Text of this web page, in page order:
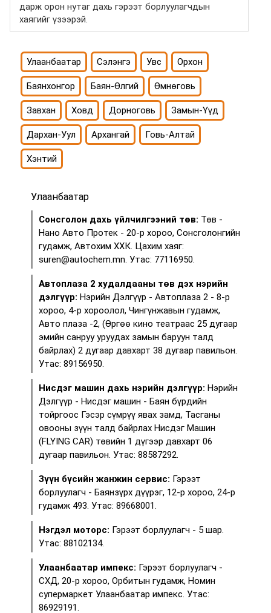
дарж орон нутаг дахь гэрээт борлуулагчдын
хаягийг үзээрэй.
Улаанбаатар Сэлэнгэ Увс Орхон
Баянхонгор Баян-Өлгий Өмнөговь
Завхан Ховд Дорноговь Замын-Үүд
Дархан-Уул Архангай Говь-Алтай
Хэнтий
Улаанбаатар
Сонсголон дахь үйлчилгээний төв: Төв -
Нано Авто Протек - 20-р хороо, Сонсголонгийн
гудамж, Автохим ХХК. Цахим хаяг:
suren@autochem.mn. Утас: 77116950.
Автоплаза 2 худалдааны төв дэх нэрийн
дэлгүүр: Нэрийн Дэлгүүр - Автоплаза 2 - 8-р
хороо, 4-р хороолол, Чингүнжавын гудамж,
Авто плаза -2, (Өргөө кино театраас 25 дугаар
эмийн санруу уруудах замын баруун талд
байрлах) 2 дугаар давхарт 38 дугаар павильон.
Утас: 89156950.
Нисдэг машин дахь нэрийн дэлгүүр: Нэрийн
Дэлгүүр - Нисдэг машин - Баян бүрдийн
тойргоос Гэсэр сүмрүү явах замд, Тасганы
овооны зүүн талд байрлах Нисдэг Машин
(FLYING CAR) төвийн 1 дүгээр давхарт 06
дугаар павильон. Утас: 88587292.
Зүүн бүсийн жанжин сервис: Гэрээт
борлуулагч - Баянзүрх дүүрэг, 12-р хороо, 24-р
гудамж 493. Утас: 89668001.
Нэгдэл моторс: Гэрээт борлуулагч - 5 шар.
Утас: 88102134.
Улаанбаатар импекс: Гэрээт борлуулагч -
СХД, 20-р хороо, Орбитын гудамж, Номин
супермаркет Улаанбаатар импекс. Утас:
86929191.